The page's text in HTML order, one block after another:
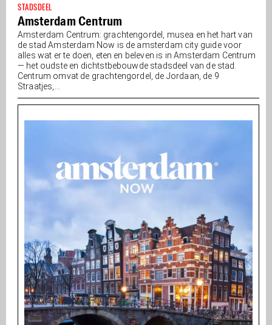
STADSDEEL
Amsterdam Centrum
Amsterdam Centrum: grachtengordel, musea en het hart van
de stad Amsterdam Now is de amsterdam city guide voor
alles wat er te doen, eten en beleven is in Amsterdam Centrum
— het oudste en dichtstbebouwde stadsdeel van de stad.
Centrum omvat de grachtengordel, de Jordaan, de 9
Straatjes,...